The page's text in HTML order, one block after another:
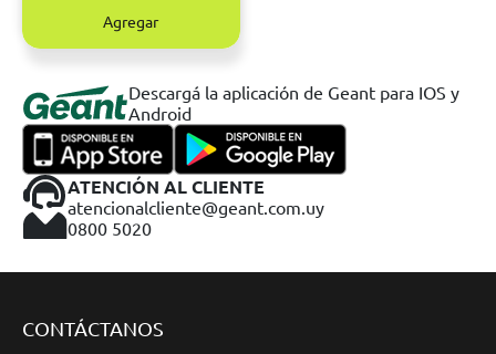
Agregar
Descargá la aplicación de Geant para IOS y
Android
ATENCIÓN AL CLIENTE
atencionalcliente@geant.com.uy
0800 5020
CONTÁCTANOS